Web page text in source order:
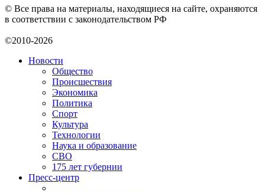
© Все права на материалы, находящиеся на сайте, охраняются
в соответствии с законодательством РФ
©2010-2026
Новости
Общество
Происшествия
Экономика
Политика
Спорт
Культура
Технологии
Наука и образование
СВО
175 лет губернии
Пресс-центр